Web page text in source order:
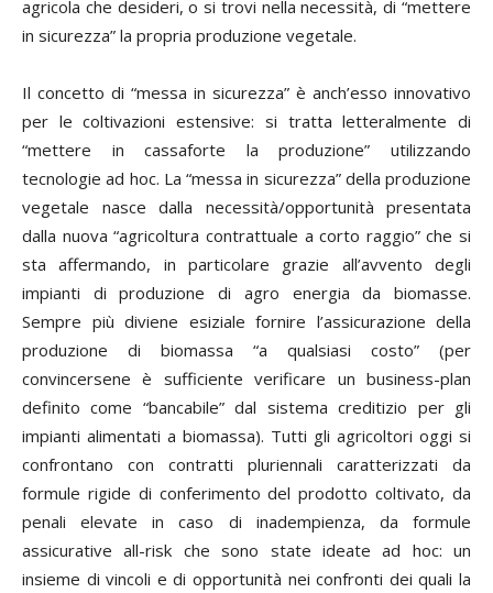
agricola che desideri, o si trovi nella necessità, di “mettere
in sicurezza” la propria produzione vegetale.
Il concetto di “messa in sicurezza” è anch’esso innovativo
per le coltivazioni estensive: si tratta letteralmente di
“mettere in cassaforte la produzione” utilizzando
tecnologiead hoc. La “messa in sicurezza” della produzione
vegetale nasce dalla necessità/opportunità presentata
dalla nuova “agricoltura contrattuale a corto raggio” che si
sta affermando, in particolare grazie all’avvento degli
impianti di produzione di agro energia da biomasse.
Sempre più diviene esiziale fornire l’assicurazione della
produzione di biomassa “a qualsiasi costo” (per
convincersene è sufficiente verificare un business-plan
definito come “bancabile” dal sistema creditizio per gli
impianti alimentati a biomassa). Tutti gli agricoltori oggi si
confrontano con contratti pluriennali caratterizzati da
formule rigide di conferimento del prodotto coltivato, da
penali elevate in caso di inadempienza, da formule
assicurative all-risk che sono state ideatead hoc: un
insieme di vincoli e di opportunità nei confronti dei quali la